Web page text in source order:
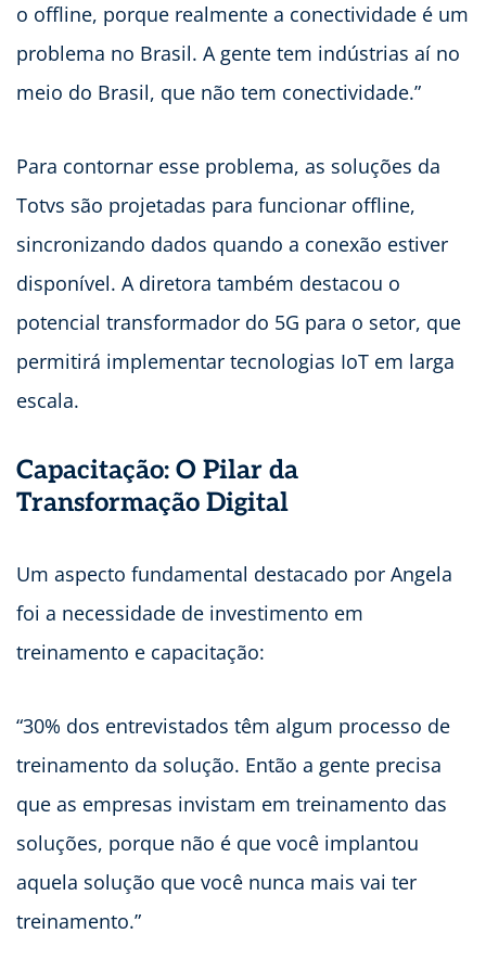
o offline, porque realmente a conectividade é um
problema no Brasil. A gente tem indústrias aí no
meio do Brasil, que não tem conectividade.”
Para contornar esse problema, as soluções da
Totvs são projetadas para funcionar offline,
sincronizando dados quando a conexão estiver
disponível. A diretora também destacou o
potencial transformador do 5G para o setor, que
permitirá implementar tecnologias IoT em larga
escala.
Capacitação: O Pilar da
Transformação Digital
Um aspecto fundamental destacado por Angela
foi a necessidade de investimento em
treinamento e capacitação:
“30% dos entrevistados têm algum processo de
treinamento da solução. Então a gente precisa
que as empresas invistam em treinamento das
soluções, porque não é que você implantou
aquela solução que você nunca mais vai ter
treinamento.”